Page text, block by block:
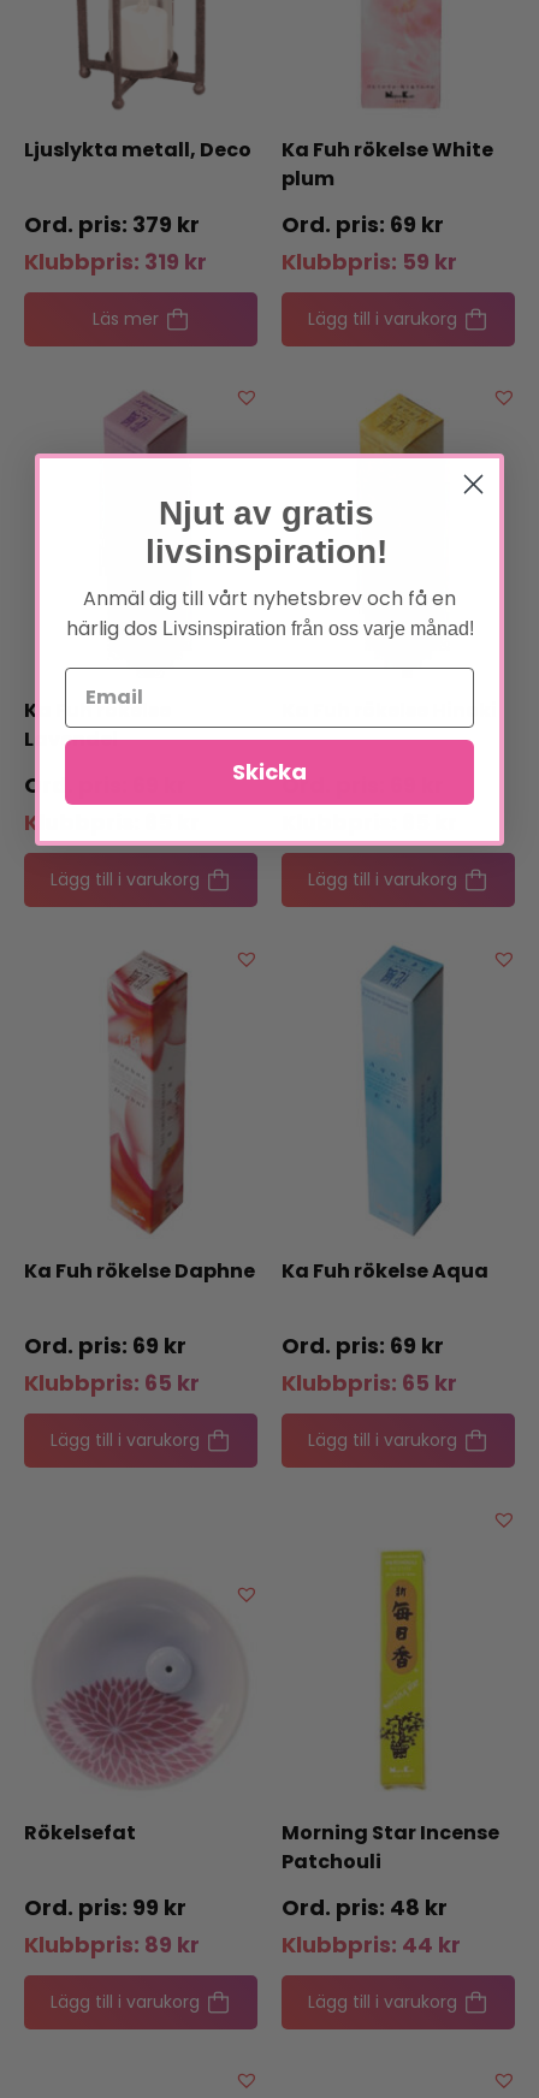
Ljuslykta metall, Deco
379 kr
Klubbpris: 319 kr
Läs mer
Ka Fuh rökelse White
plum
69 kr
Klubbpris: 59 kr
Lägg till i varukorg
Ka Fuh rökelse
Lavendel
Klubbpris:
Lägg till i varukorg Lägg till i varukorg
Ka Fuh rökelse Daphne
69 kr
Klubbpris: 65 kr
Lägg till i varukorg
Ka Fuh rökelse Aqua
69 kr
Klubbpris: 65 kr
Lägg till i varukorg
Rökelsefat
99 kr
Klubbpris: 89 kr
Lägg till i varukorg
Morning Star Incense
Patchouli
48 kr
Klubbpris: 44 kr
Lägg till i varukorg
Njut av gratis
livsinspiration!
Anmäl dig till vårt nyhetsbrev och få en
härlig dos Livsinspiration från oss varje månad!
Skicka